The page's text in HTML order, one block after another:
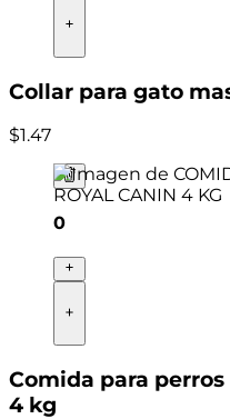
Collar para gato
$1.47
0
Comida para
4 kg